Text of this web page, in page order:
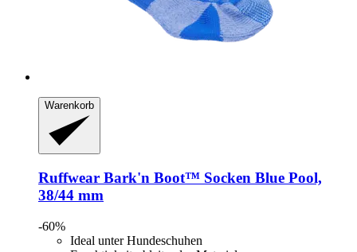
Warenkorb
Ruffwear Bark'n Boot™ Socken Blue Pool,
38/44 mm
-60%
Ideal unter Hundeschuhen